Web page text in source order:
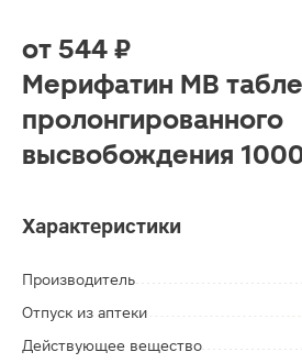
от 544 ₽
Мерифатин МВ
пролонгированного
высвобождения
Характеристики
Производитель
Отпуск из аптеки
Действующее вещество